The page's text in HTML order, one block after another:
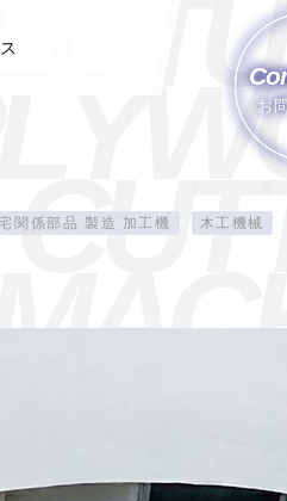
お
関係部品 製造 加工機 木工機械
U
W
CUTT
AC